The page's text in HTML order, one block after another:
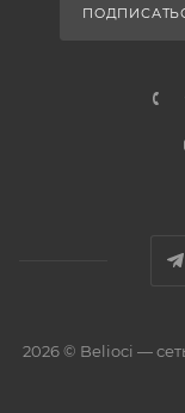
2026 © Belioci —